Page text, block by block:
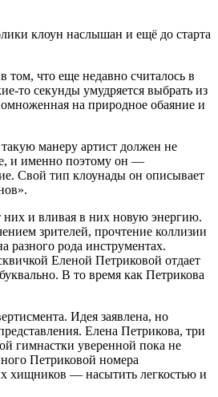
клоун наслышан и ещё до старта
что еще недавно считалось в
то секунды умудряется выбрать из
на природное обаяние и
манеру артист должен не
и именно поэтому он —
Свой тип клоунады он описывает
них и вливая в них новую энергию.
зрителей, прочтение коллизии
рода инструментах.
Еленой Петриковой отдает
В то время как Петрикова
Идея заявлена, но
Елена Петрикова, три
гимнастки уверенной пока не
Петриковой номера
хищников — насытить легкостью и